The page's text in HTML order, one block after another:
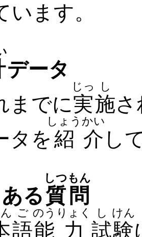
います。
データ
でに実
じっ
施
し
タを 紹
しょう
介
かい
し
る質
しつ
問
もん
語
ご
能
のう
力
りょく
試
し
験
けん